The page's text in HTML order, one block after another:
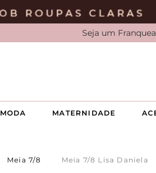
Seja um
MODA MATERNIDADE
Meia 7/8 Meia 7/8 Lisa Daniela